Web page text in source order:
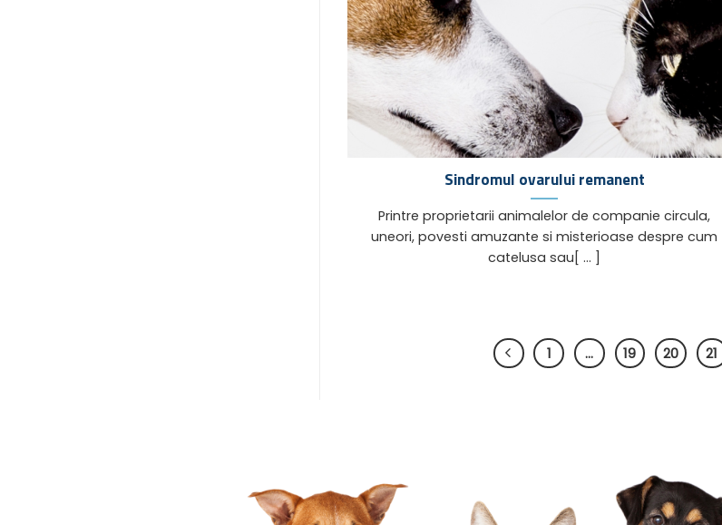
Sindromul ovarului remanent
Printre proprietarii animalelor de companie circula,
uneori, povesti amuzante si misterioase despre cum
catelusa sau[ ... ]
1 … 19 20 21